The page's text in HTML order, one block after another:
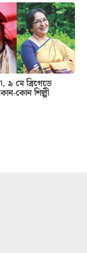
৯ মে ব্রিগেডে
কোন শিল্পী